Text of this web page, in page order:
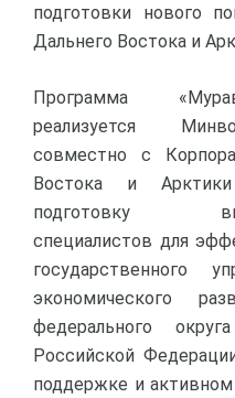
подготовки нового
Дальнего Востока и
Программа
реализуется
совместно с
Востока и
подготовку
специалистов для
государственного
экономического
федерального
Российской
поддержке и